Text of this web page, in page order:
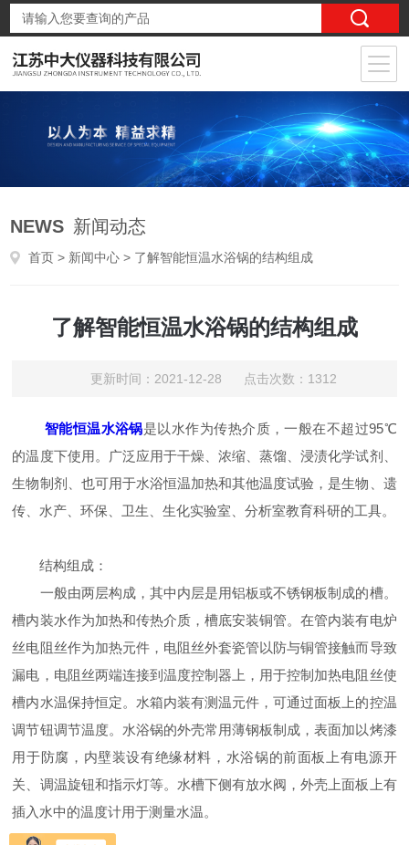
NEWS 新闻动态
首页 > 新闻中心 > 了解智能恒温水浴锅的结构组成
了解智能恒温水浴锅的结构组成
更新时间：2021-12-28 点击次数：1312
智能恒温水浴锅是以水作为传热介质，一般在不超过95℃
的温度下使用。广泛应用于干燥、浓缩、蒸馏、浸渍化学试剂、
生物制剂、也可用于水浴恒温加热和其他温度试验，是生物、遗
传、水产、环保、卫生、生化实验室、分析室教育科研的工具。
结构组成：
一般由两层构成，其中内层是用铝板或不锈钢板制成的槽。
槽内装水作为加热和传热介质，槽底安装铜管。在管内装有电炉
丝电阻丝作为加热元件，电阻丝外套瓷管以防与铜管接触而导致
漏电，电阻丝两端连接到温度控制器上，用于控制加热电阻丝使
槽内水温保持恒定。水箱内装有测温元件，可通过面板上的控温
调节钮调节温度。水浴锅的外壳常用薄钢板制成，表面加以烤漆
用于防腐，内壁装设有绝缘材料，水浴锅的前面板上有电源开
关、调温旋钮和指示灯等。水槽下侧有放水阀，外壳上面板上有
插入水中的温度计用于测量水温。